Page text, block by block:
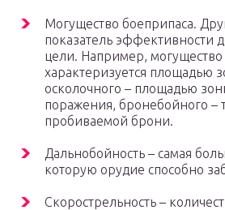
Могущество боеприпаса.
показатель эффективности
цели. Например, могущество
характеризуется площадью
осколочного – площадью
поражения, бронебойного –
пробиваемой брони.
Дальнобойность – самая
которую орудие способно
Скорострельность –